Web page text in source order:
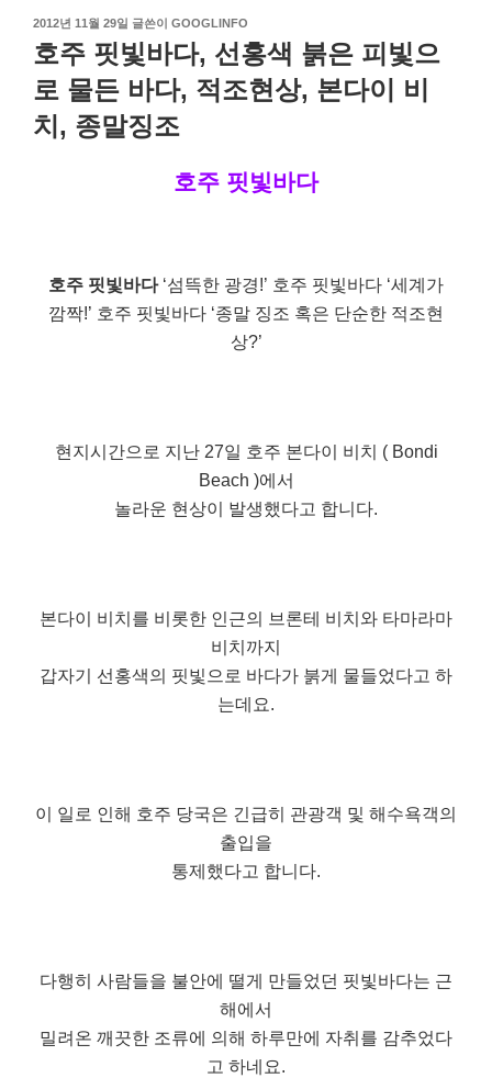
작
성
일
자
2012년 11월 29일 글쓴이 GOOGLINFO
호주 핏빛바다, 선홍색 붉은 피빛으
로 물든 바다, 적조현상, 본다이 비
치, 종말징조
호주 핏빛바다
호주 핏빛바다‘섬뜩한 광경!’ 호주 핏빛바다 ‘세계가
깜짝!’ 호주 핏빛바다 ‘종말 징조 혹은 단순한 적조현
상?’
현지시간으로 지난 27일 호주 본다이 비치 ( Bondi
Beach )에서
놀라운 현상이 발생했다고 합니다.
본다이 비치를 비롯한 인근의 브론테 비치와 타마라마
비치까지
갑자기 선홍색의 핏빛으로 바다가 붉게 물들었다고 하
는데요.
이 일로 인해 호주 당국은 긴급히 관광객 및 해수욕객의
출입을
통제했다고 합니다.
다행히 사람들을 불안에 떨게 만들었던 핏빛바다는 근
해에서
밀려온 깨끗한 조류에 의해 하루만에 자취를 감추었다
고 하네요.